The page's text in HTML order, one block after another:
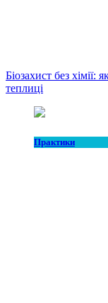
Біозахист без
теплиці
Практики